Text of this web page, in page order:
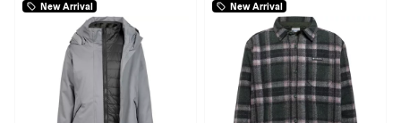
New Arrival
New Arrival